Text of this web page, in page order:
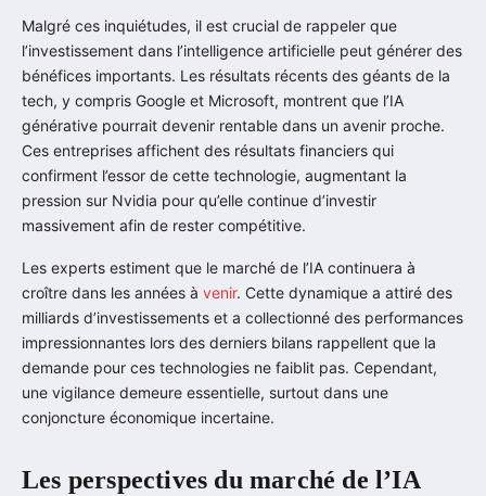
Malgré ces inquiétudes, il est crucial de rappeler que
l’investissement dans l’intelligence artificielle peut générer des
bénéfices importants. Les résultats récents des géants de la
tech, y compris Google et Microsoft, montrent que l’IA
générative pourrait devenir rentable dans un avenir proche.
Ces entreprises affichent des résultats financiers qui
confirment l’essor de cette technologie, augmentant la
pression sur Nvidia pour qu’elle continue d’investir
massivement afin de rester compétitive.
Les experts estiment que le marché de l’IA continuera à
croître dans les années à venir. Cette dynamique a attiré des
milliards d’investissements et a collectionné des performances
impressionnantes lors des derniers bilans rappellent que la
demande pour ces technologies ne faiblit pas. Cependant,
une vigilance demeure essentielle, surtout dans une
conjoncture économique incertaine.
Les perspectives du marché de l’IA